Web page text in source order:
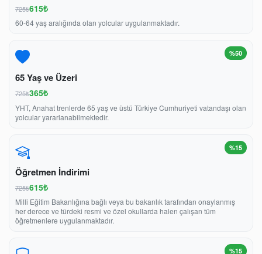
725₺615₺
60-64 yaş aralığında olan yolcular uygulanmaktadır.
%50
65 Yaş ve Üzeri
725₺365₺
YHT, Anahat trenlerde 65 yaş ve üstü Türkiye Cumhuriyeti vatandaşı olan
yolcular yararlanabilmektedir.
%15
Öğretmen İndirimi
725₺615₺
Milli Eğitim Bakanlığına bağlı veya bu bakanlık tarafından onaylanmış
her derece ve türdeki resmi ve özel okullarda halen çalışan tüm
öğretmenlere uygulanmaktadır.
%15